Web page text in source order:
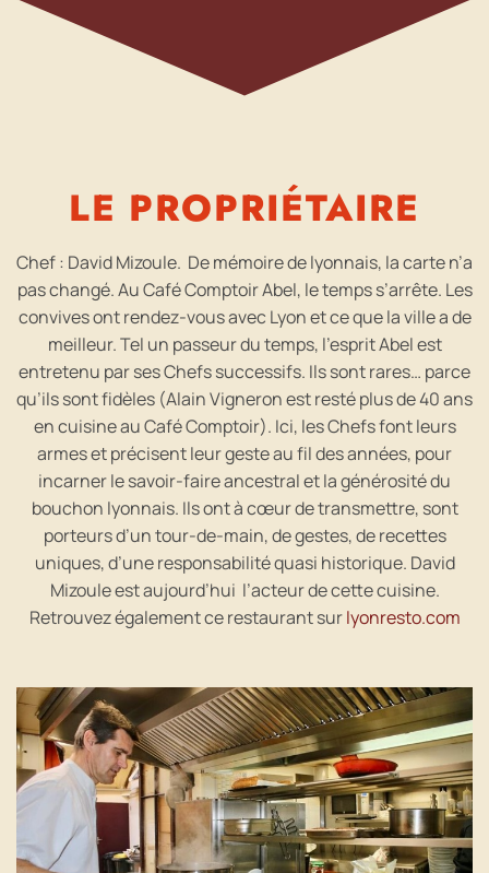
LE PROPRIÉTAIRE
Chef : DavidMizoule. De mémoire de lyonnais, la carte n’a
pas changé. Au Café Comptoir Abel, le temps s’arrête. Les
convives ont rendez-vous avec Lyon et ce que la ville a de
meilleur. Tel un passeur du temps, l’esprit Abel est
entretenu par ses Chefs successifs. Ils sont rares… parce
qu’ils sont fidèles (Alain Vigneron est resté plus de 40 ans
en cuisine au Café Comptoir). Ici, les Chefs font leurs
armes et précisent leur geste au fil des années, pour
incarner le savoir-faire ancestral et la générosité du
bouchon lyonnais. Ils ont à cœur de transmettre, sont
porteurs d’un tour-de-main, de gestes, de recettes
uniques, d’une responsabilité quasi historique. David
Mizoule est aujourd’hui l’acteur de cette cuisine.
Retrouvez également ce restaurant surlyonresto.com